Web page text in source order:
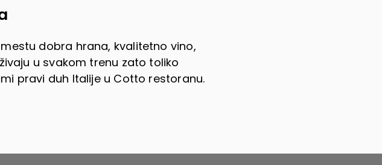
dobra hrana, kvalitetno vino,
u svakom trenu zato toliko
pravi duh Italije u Cotto restoranu.